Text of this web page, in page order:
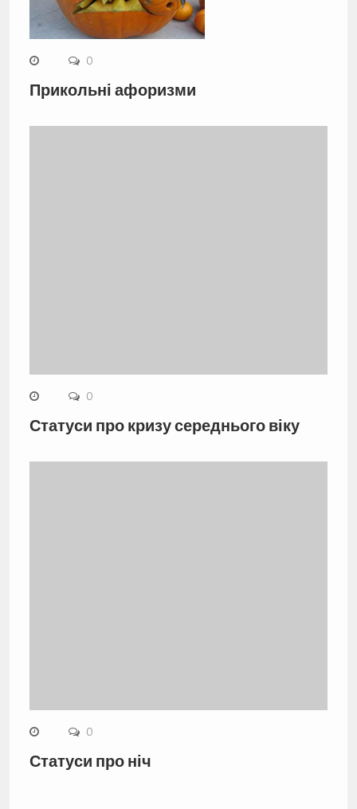
0
Прикольні афоризми
0
Статуси про кризу середнього віку
0
Статуси про ніч